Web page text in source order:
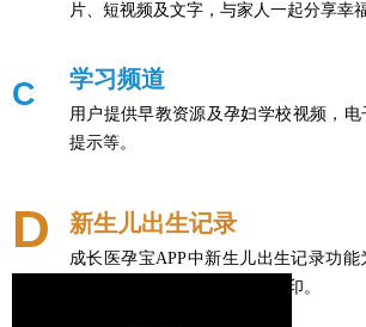
片、短视频及文字，与家人一起分享幸
学习频道
用户提供早教资源及孕妇学校视频，电
提示等。
C
新生儿出生记录
成长医孕宝APP中新生儿出生记录功
下宝宝出生后的啼哭和与小脚印。
D